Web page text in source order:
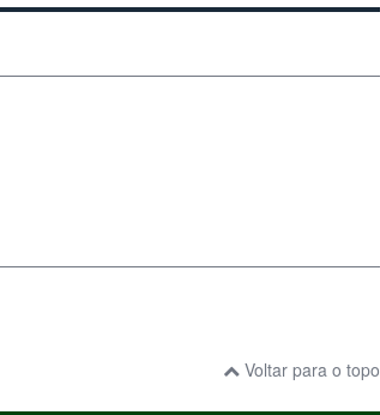
Voltar para o topo